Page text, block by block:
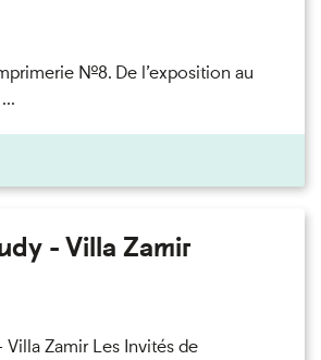
n°8. De l’exposition au
- Villa Zamir
Zamir Les Invités de